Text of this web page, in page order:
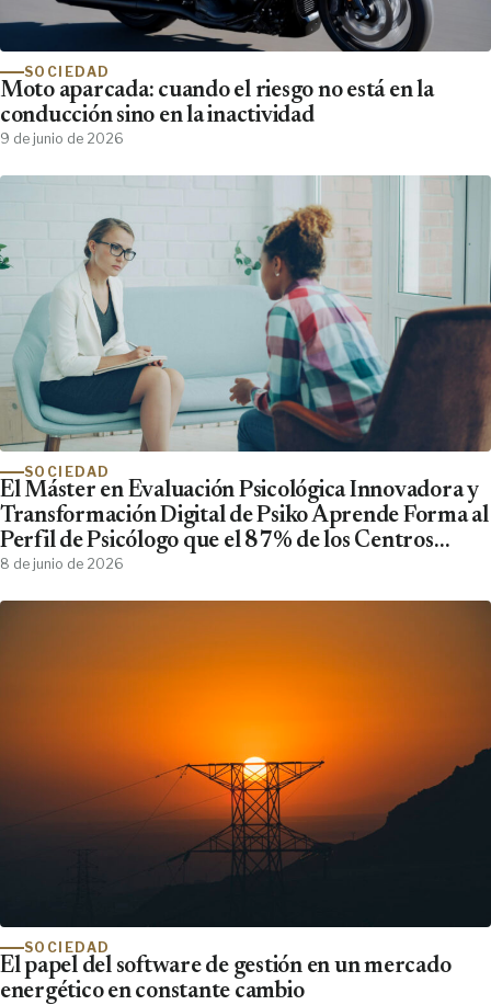
SOCIEDAD
Moto aparcada: cuando el riesgo no está en la
conducción sino en la inactividad
9 de junio de 2026
SOCIEDAD
El Máster en Evaluación Psicológica Innovadora y
Transformación Digital de Psiko Aprende Forma al
Perfil de Psicólogo que el 87% de los Centros
Clínicos Demanda y No Encuentra
8 de junio de 2026
SOCIEDAD
El papel del software de gestión en un mercado
energético en constante cambio